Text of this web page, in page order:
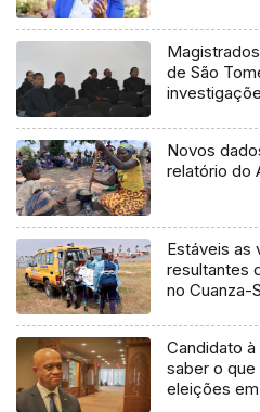
de São
Novos
relatório do
Estáveis as
resultantes
no Cuanza-
Candidato
saber o que
eleições